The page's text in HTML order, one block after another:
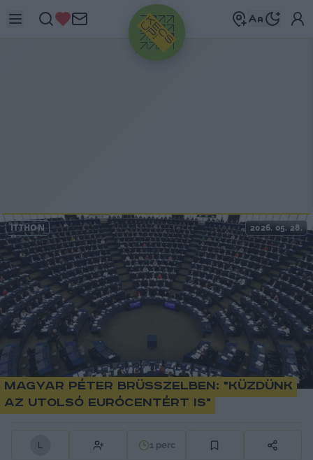
HIRDETÉS
ITTHON 2026. 05. 28.
Magyar Péter Brüsszelben: "Küzdünk
az utolsó eurócentért is"
L 1perc